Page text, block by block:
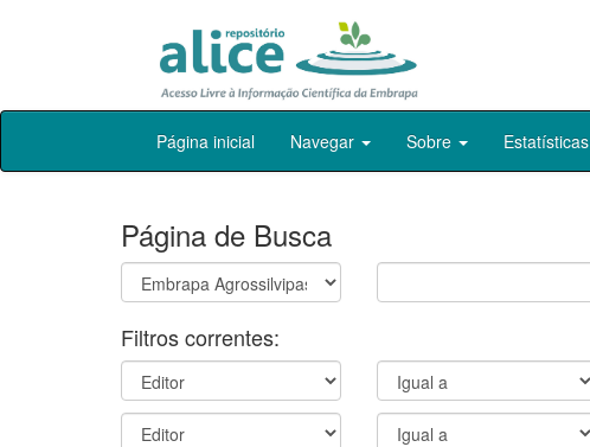
Skip
Página inicial Navegar Sobre Estatísticas
Página de Busca
Filtros correntes: